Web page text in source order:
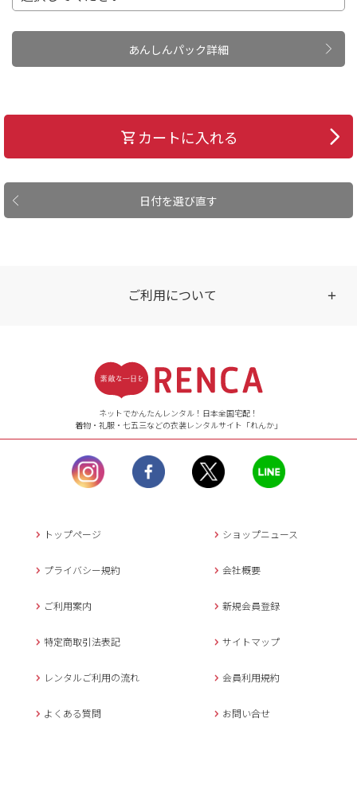
あんしんパック詳細
日付を選び直す
カートに入れる
ご利用について
【ご注文（インターネット）】
24時間年中無休
【お問い合わせ窓口（メー
ル）】10:00~17:00
土曜日、日曜日、臨
時休業日を除く。
営業時間外にいただ
返信させていただきま
年末年始、大型連休
メールでのお問い合わせ
ネットでかんたんレンタル！日本全国宅配！
着物・礼服・七五三などの衣装レンタルサイト「れんか」
トップページ ショップニュース
プライバシー規約 会社概要
ご利用案内 新規会員登録
特定商取引法表記 サイトマップ
レンタルご利用の流れ 会員利用規約
よくある質問 お問い合せ